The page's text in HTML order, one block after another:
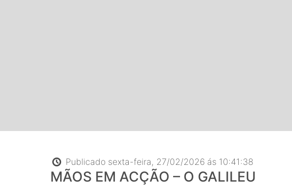
Publicado sexta-feira, 27/02/2026 ás 10:41:38
MÃOS EM ACÇÃO – O GALILEU